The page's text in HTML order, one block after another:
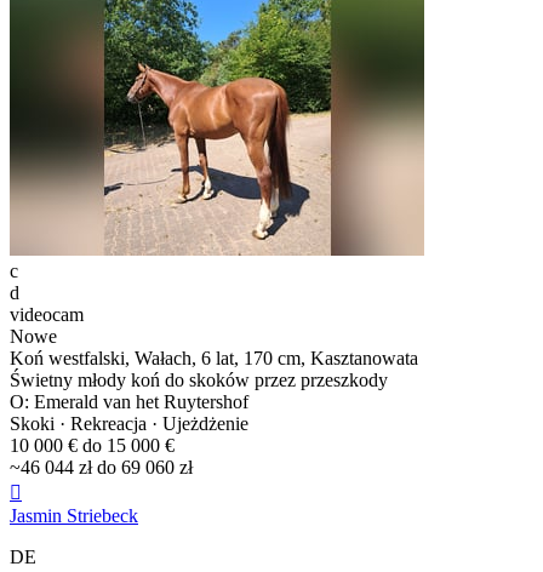
c
d
videocam
Nowe
Koń westfalski, Wałach, 6 lat, 170 cm, Kasztanowata
Świetny młody koń do skoków przez przeszkody
O: Emerald van het Ruytershof
Skoki · Rekreacja · Ujeżdżenie
10 000 € do 15 000 €
~46 044 zł do 69 060 zł

Jasmin Striebeck
DE